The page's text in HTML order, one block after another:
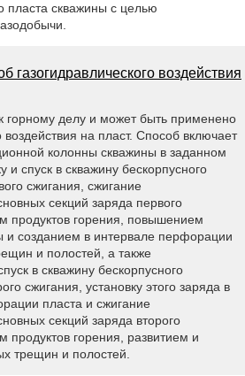
пласта скважины с целью
газогидравлического воздействия
горному делу и может быть применено
воздействия на пласт. Способ включает
колонны скважины в заданном
и спуск в скважину бескорпусного
сжигания, сжигание
секций заряда первого
продуктов горения, повышением
и созданием в интервале перфорации
и полостей, а также
в скважину бескорпусного
сжигания, установку этого заряда в
пласта и сжигание
секций заряда второго
продуктов горения, развитием и
трещин и полостей.